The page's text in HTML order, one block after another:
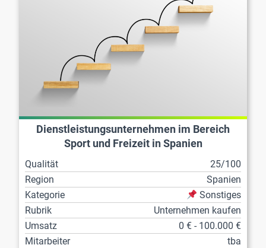
Dienstleistungsunternehmen im Bereich
Sport und Freizeit in Spanien
Qualität
25/100
Region
Spanien
Kategorie
Sonstiges
Rubrik
Unternehmen kaufen
Umsatz
0 € - 100.000 €
Mitarbeiter
tba